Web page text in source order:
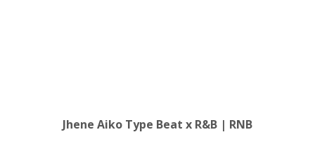
Jhene Aiko Type Beat x R&B | RNB